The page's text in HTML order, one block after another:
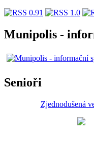
Munipolis -
Senioři
Zjednodušená